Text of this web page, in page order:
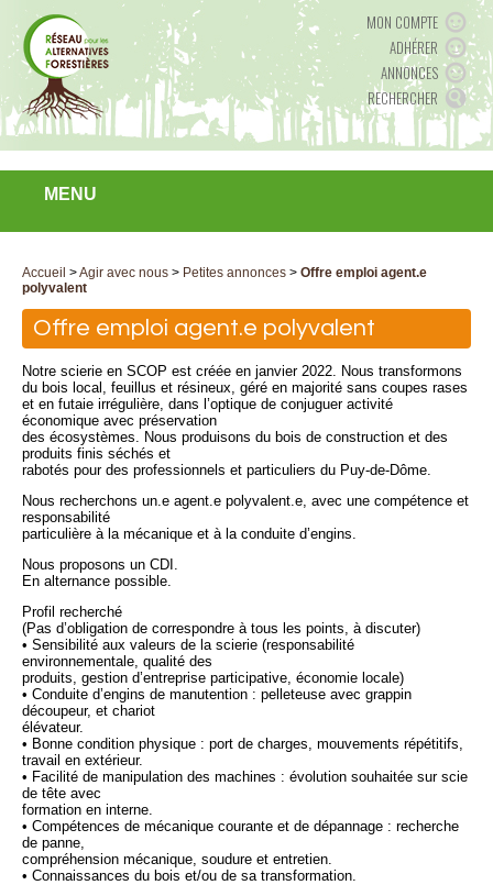
MON COMPTE
ADHÉRER
ANNONCES
RECHERCHER
MENU
Accueil >Agir avec nous > Petites annonces > Offre emploi agent.e
polyvalent
Offre emploi agent.e polyvalent
Notre scierie en SCOP est créée en janvier 2022. Nous transformons
du bois local, feuillus et résineux, géré en majorité sans coupes rases
et en futaie irrégulière, dans l’optique de conjuguer activité
économique avec préservation
des écosystèmes. Nous produisons du bois de construction et des
produits finis séchés et
rabotés pour des professionnels et particuliers du Puy-de-Dôme.
Nous recherchons un.e agent.e polyvalent.e, avec une compétence et
responsabilité
particulière à la mécanique et à la conduite d’engins.
Nous proposons un CDI.
En alternance possible.
Profil recherché
(Pas d’obligation de correspondre à tous les points, à discuter)
• Sensibilité aux valeurs de la scierie (responsabilité
environnementale, qualité des
produits, gestion d’entreprise participative, économie locale)
• Conduite d’engins de manutention : pelleteuse avec grappin
découpeur, et chariot
élévateur.
• Bonne condition physique : port de charges, mouvements répétitifs,
travail en extérieur.
• Facilité de manipulation des machines : évolution souhaitée sur scie
de tête avec
formation en interne.
• Compétences de mécanique courante et de dépannage : recherche
de panne,
compréhension mécanique, soudure et entretien.
• Connaissances du bois et/ou de sa transformation.